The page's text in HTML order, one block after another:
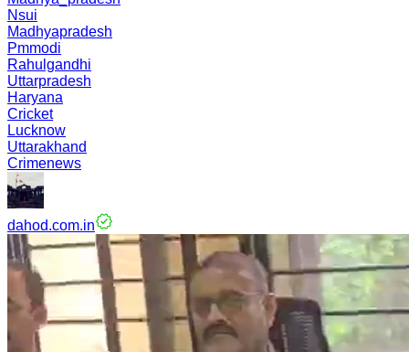
Nsui
Madhyapradesh
Pmmodi
Rahulgandhi
Uttarpradesh
Haryana
Cricket
Lucknow
Uttarakhand
Crimenews
dahod.com.in